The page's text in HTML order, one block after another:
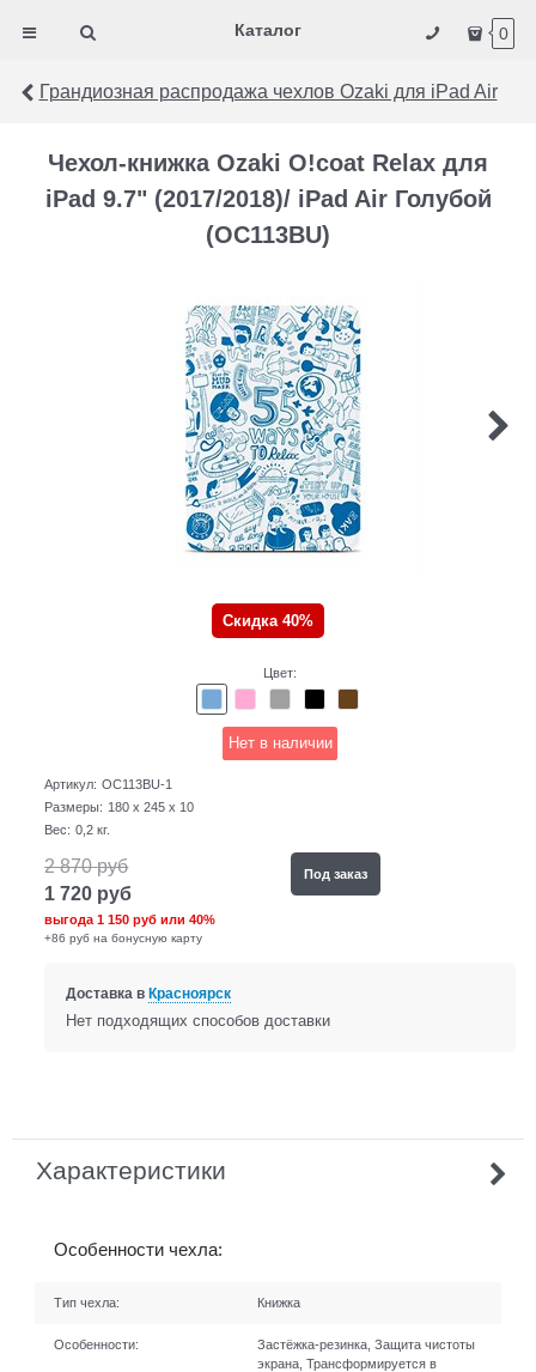
Каталог 0
Грандиозная распродажа чехлов Ozaki для iPad Air
Чехол-книжка Ozaki O!coat Relax для
iPad 9.7" (2017/2018)/ iPad Air Голубой
(OC113BU)
Скидка 40%
Цвет:
Нет в наличии
Артикул: OC113BU-1
Размеры: 180 x 245 x 10
Вес: 0,2 кг.
2 870 руб
1 720 руб
выгода1 150 руб или40%
+86 руб на бонусную карту
Под заказ
Доставка в Красноярск
Нет подходящих способов доставки
Характеристики
Особенности чехла:
Тип чехла: Книжка
Особенности:
Застёжка-резинка, Защита чистоты
экрана, Трансформируется в